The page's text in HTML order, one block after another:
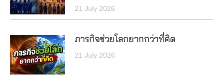
21 July 2026
ภารกิจช่วยโลกยากกว่าที่คิด
21 July 2026